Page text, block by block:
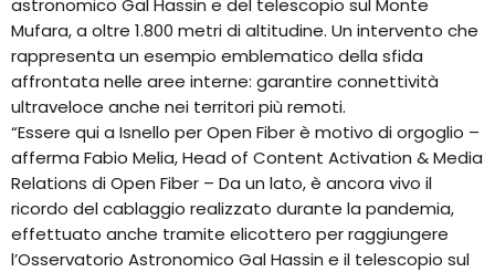
astronomico Gal Hassin e del telescopio sul Monte
Mufara, a oltre 1.800 metri di altitudine. Un intervento che
rappresenta un esempio emblematico della sfida
affrontata nelle aree interne: garantire connettività
ultraveloce anche nei territori più remoti.
“Essere qui a Isnello per Open Fiber è motivo di orgoglio –
afferma Fabio Melia, Head of Content Activation & Media
Relations di Open Fiber – Da un lato, è ancora vivo il
ricordo del cablaggio realizzato durante la pandemia,
effettuato anche tramite elicottero per raggiungere
l’Osservatorio Astronomico Gal Hassin e il telescopio sul